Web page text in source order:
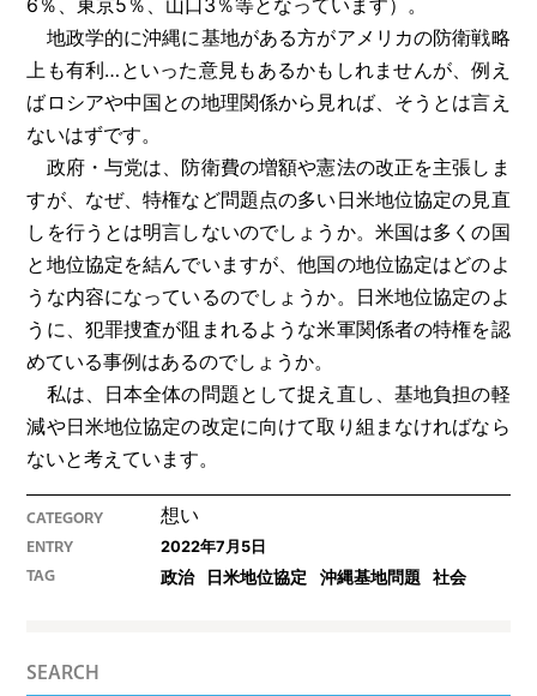
地政学的に沖縄に基地がある方がアメリカの防衛戦略
上も有利…といった意見もあるかもしれませんが、例え
ばロシアや中国との地理関係から見れば、そうとは言え
ないはずです。
政府・与党は、防衛費の増額や憲法の改正を主張しま
すが、なぜ、特権など問題点の多い日米地位協定の見直
しを行うとは明言しないのでしょうか。米国は多くの国
と地位協定を結んでいますが、他国の地位協定はどのよ
うな内容になっているのでしょうか。日米地位協定のよ
うに、犯罪捜査が阻まれるような米軍関係者の特権を認
めている事例はあるのでしょうか。
私は、日本全体の問題として捉え直し、基地負担の軽
減や日米地位協定の改定に向けて取り組まなければなら
ないと考えています。
CATEGORY 想い
ENTRY 2022年7月5日
TAG 政治 日米地位協定 沖縄基地問題 社会
SEARCH